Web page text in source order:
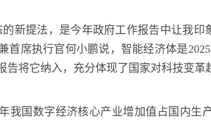
新提法，是今年政府工作报告中让我印
首席执行官何小鹏说，智能经济体是
告将它纳入，充分体现了国家对科技变革
我国数字经济核心产业增加值占国内生